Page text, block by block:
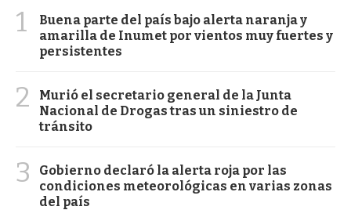
1
Buena parte del país bajo alerta naranja y
amarilla de Inumet por vientos muy fuertes y
persistentes
2
Murió el secretario general de la Junta
Nacional de Drogas tras un siniestro de
tránsito
3
Gobierno declaró la alerta roja por las
condiciones meteorológicas en varias zonas
del país